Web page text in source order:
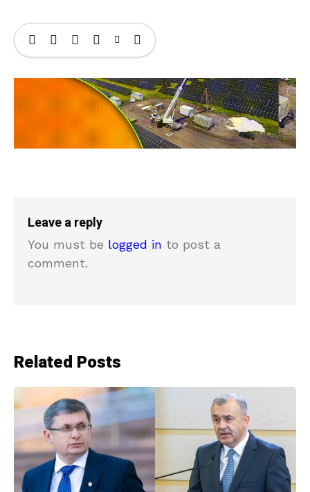
Leave a reply
You must be logged in to post a
comment.
Related Posts